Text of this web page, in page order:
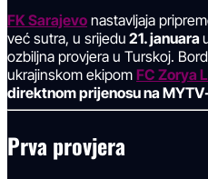
FK Sarajevo nastavljaja
već sutra, u srijedu 21. januara
ozbiljna provjera u Turskoj.
ukrajinskom ekipom FC Zorya
direktnom prijenosu na
Prva provjera